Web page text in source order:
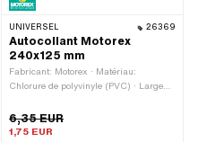
UNIVERSEL 26369
Autocollant Motorex
240x125 mm
Fabricant: Motorex · Matériau:
Chlorure de polyvinyle (PVC) · Largeur:
Composition du verso: Colle · Lieu
d'utilisation: Universel · Transferfolie:
6,35 EUR
1,75 EUR